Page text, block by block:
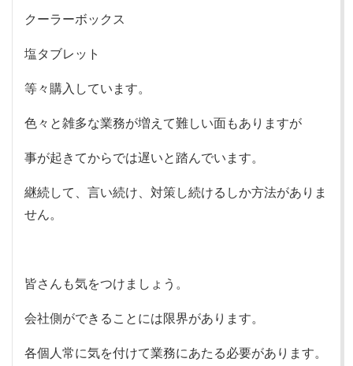
クーラーボックス
塩タブレット
等々購入しています。
色々と雑多な業務が増えて難しい面もありますが
事が起きてからでは遅いと踏んでいます。
継続して、言い続け、対策し続けるしか方法がありま
せん。
皆さんも気をつけましょう。
会社側ができることには限界があります。
各個人常に気を付けて業務にあたる必要があります。